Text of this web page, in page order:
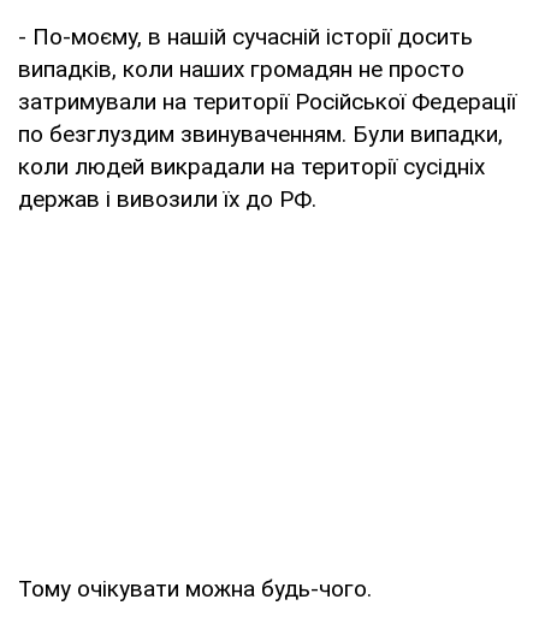
- По-моєму, в нашій сучасній історії досить
випадків, коли наших громадян не просто
затримували на території Російської Федерації
по безглуздим звинуваченням. Були випадки,
коли людей викрадали на території сусідніх
держав і вивозили їх до РФ.
Тому очікувати можна будь-чого.